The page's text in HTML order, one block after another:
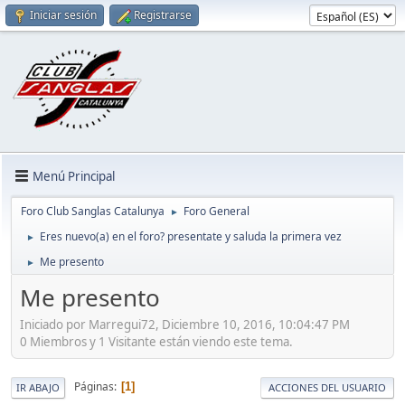
Iniciar sesión Registrarse
Menú Principal
Foro Club Sanglas Catalunya ► Foro General
► Eres nuevo(a) en el foro? presentate y saluda la primera vez
► Me presento
Me presento
Iniciado por Marregui72, Diciembre 10, 2016, 10:04:47 PM
0 Miembros y 1 Visitante están viendo este tema.
IR ABAJO Páginas 1 ACCIONES DEL USUARIO